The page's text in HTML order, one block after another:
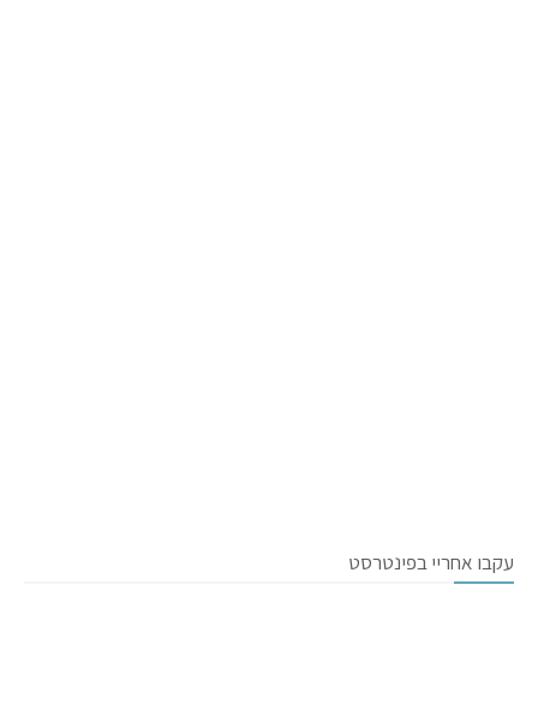
עקבו אחריי בפינטרסט